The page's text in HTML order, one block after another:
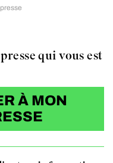
qui vous est
À MON